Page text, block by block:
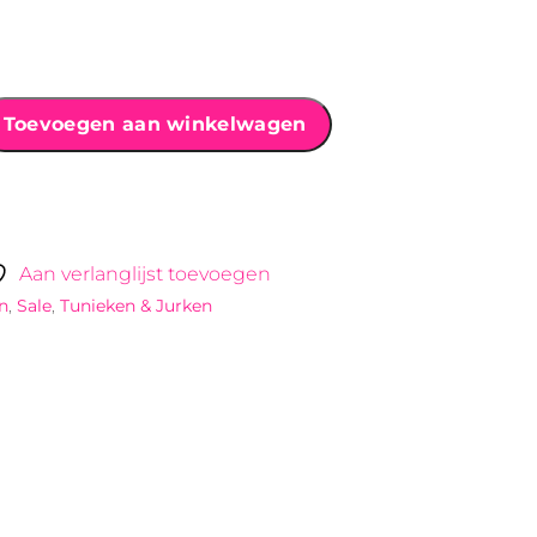
Toevoegen aan winkelwagen
Aan verlanglijst toevoegen
,Sale,Tunieken & Jurken